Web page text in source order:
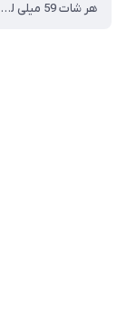
هر شات 59 میلی لیتر